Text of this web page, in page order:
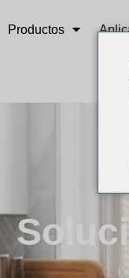
Productos